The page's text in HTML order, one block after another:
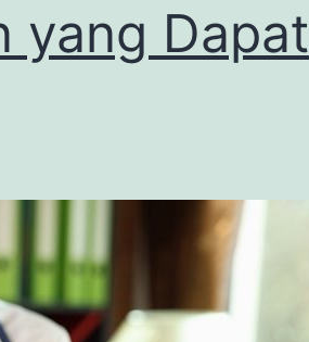
yang Dapat